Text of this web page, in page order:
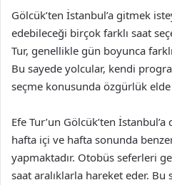
Gölcük’ten İstanbul’a gitmek
edebileceği birçok farklı saat
Tur, genellikle gün boyunca
Bu sayede yolcular, kendi
seçme konusunda özgürlük elde
Efe Tur’un Gölcük’ten
hafta içi ve hafta sonunda
yapmaktadır. Otobüs seferleri
saat aralıklarla hareket eder. Bu